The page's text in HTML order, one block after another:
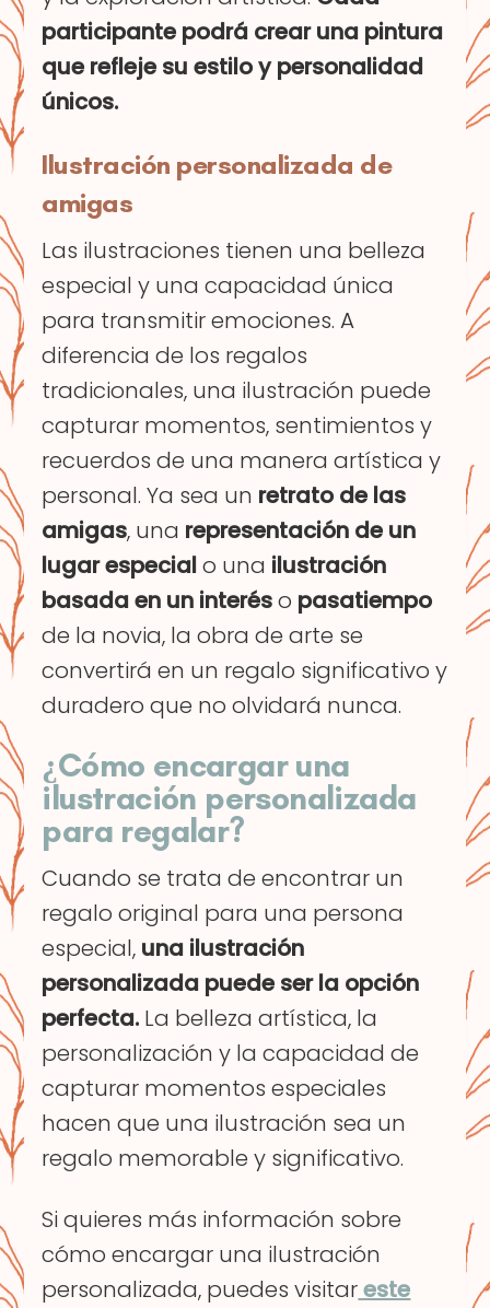
participante podrá crear una pintura
que refleje su estilo y personalidad
únicos.
Ilustración personalizada de
amigas
Las ilustraciones tienen una belleza
especial y una capacidad única
para transmitir emociones. A
diferencia de los regalos
tradicionales, una ilustración puede
capturar momentos, sentimientos y
recuerdos de una manera artística y
personal. Ya sea un retrato de las
amigas, una representación de un
lugar especialo una ilustración
basada en un interéso pasatiempo
de la novia, la obra de arte se
convertirá en un regalo significativo y
duradero que no olvidará nunca.
¿Cómo encargar una
ilustración personalizada
para regalar?
Cuando se trata de encontrar un
regalo original para una persona
especial, una ilustración
personalizada puede ser la opción
perfecta. La belleza artística, la
personalización y la capacidad de
capturar momentos especiales
hacen que una ilustración sea un
regalo memorable y significativo.
Si quieres más información sobre
cómo encargar una ilustración
personalizada, puedes visitareste